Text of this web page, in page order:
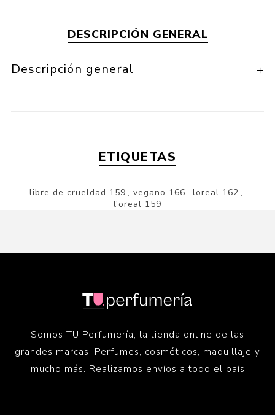
DESCRIPCIÓN GENERAL
Descripción general
ETIQUETAS
libre de crueldad 159 , vegano 166 , loreal 162 ,
l'oreal 159
Somos TU Perfumería, la tienda online de las
grandes marcas. Perfumes, cosméticos, maquillaje y
mucho más. Realizamos envíos a todo el país